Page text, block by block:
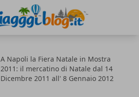
A Napoli la Fiera Natale in Mostra
2011: il mercatino di Natale dal 14
Dicembre 2011 all' 8 Gennaio 2012